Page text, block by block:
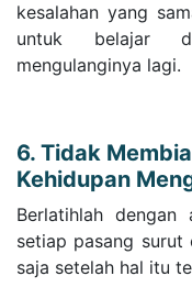
kesalahan yang
untuk belajar
mengulanginya lagi.
6. Tidak
Kehidupan
Berlatihlah
setiap pasang surut
saja setelah hal itu